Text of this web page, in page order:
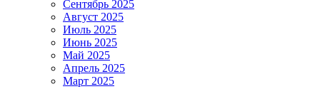
Сентябрь 2025
Август 2025
Июль 2025
Июнь 2025
Май 2025
Апрель 2025
Март 2025